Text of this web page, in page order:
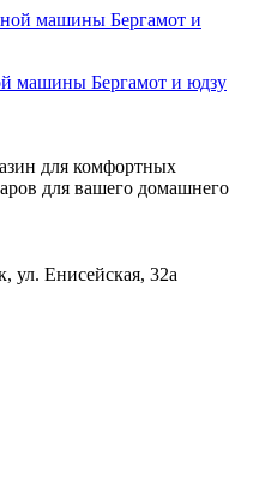
машины Бергамот и юдзу
для комфортных
для вашего домашнего
ул. Енисейская, 32а